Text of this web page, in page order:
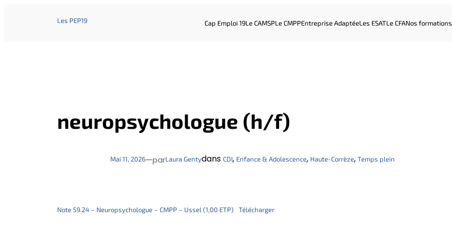
Les PEP19 Cap Emploi 19Le CAMSPLe CMPPEntreprise AdaptéeLes ESATLe CFANos formations
neuropsychologue (h/f)
Mai 11, 2026—parLaura Gentydans CDI, Enfance & Adolescence, Haute-Corrèze, Temps plein
Note 59.24 – Neuropsychologue – CMPP – Ussel (1,00 ETP) Télécharger